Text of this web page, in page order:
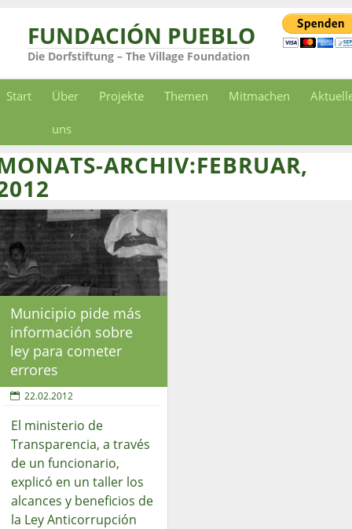
FUNDACIÓN PUEBLO
Die Dorfstiftung – The Village Foundation
Start Über
uns
Projekte Themen Mitmachen
ARCHIV:FEBRUAR,
Municipio pide más
información sobre
ley para cometer
errores
22.02.2012
El ministerio de
Transparencia, a través
de un funcionario,
explicó en un taller los
alcances y beneficios de
la Ley Anticorrupción